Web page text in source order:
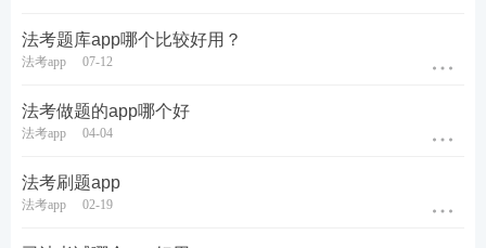
2021年法考报名时间及入口
0元免费领《法考历年真题集》纸质真题
法考临考班新上线：核心考点串讲+真题实战演练，2
扫码加法考学霸君
法考题库app哪个比较好用？
法考app 07-12
法考做题的app哪个好
法考app 04-04
法考刷题app
法考app 02-19